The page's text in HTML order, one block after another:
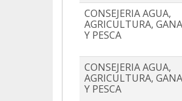
CONSEJERIA AGUA,
AGRICULTURA,
Y PESCA
CONSEJERIA AGUA,
AGRICULTURA,
Y PESCA